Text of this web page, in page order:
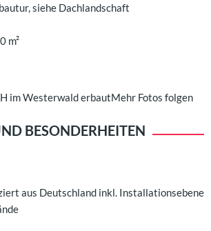
siehe Dachlandschaft
m²
im Westerwald erbautMehr Fotos folgen
BESONDERHEITEN
aus Deutschland inkl. Installationsebene